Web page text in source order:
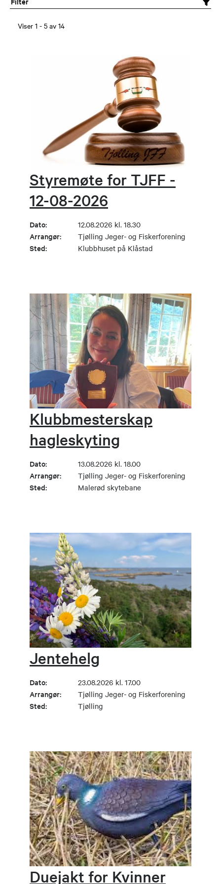
Vårt organisasjonsnummer er:
Postnummer:3280
Viser 1 - 5 av 14
Styremøte for TJFF -
12-08-2026
Dato: 12.08.2026 kl. 18.30
Arrangør: Tjølling Jeger- og Fiskerforening
Sted: Klubbhuset på Klåstad
Klubbmesterskap
hagleskyting
Dato: 13.08.2026 kl. 18.00
Arrangør: Tjølling Jeger- og Fiskerforening
Sted: Malerød skytebane
Jentehelg
Dato: 23.08.2026 kl. 17.00
Arrangør: Tjølling Jeger- og Fiskerforening
Sted: Tjølling
Duejakt for Kvinner